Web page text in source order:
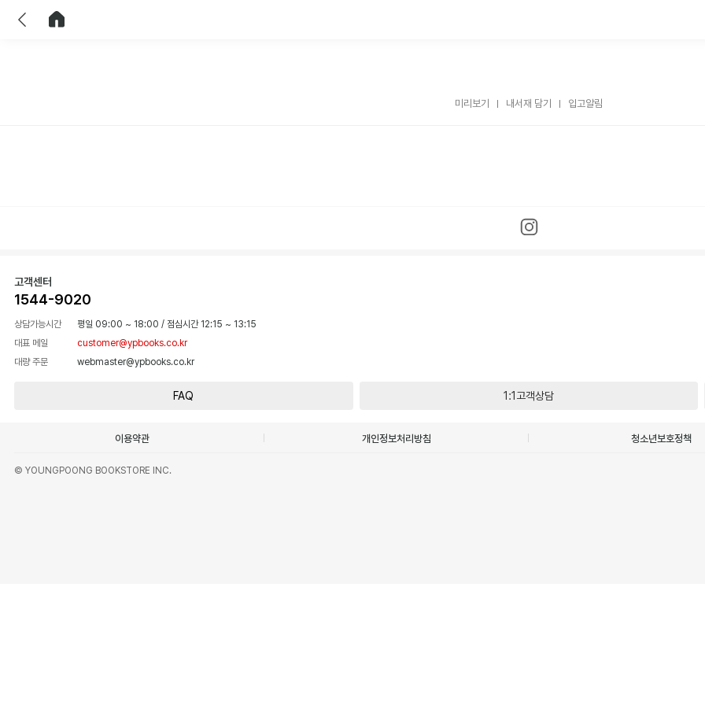
미리보기 내서재 담기 입고알림
고객센터
1544-9020
상담가능시간 평일 09:00 ~ 18:00 / 점심시간 12:15 ~ 13:15
대표 메일
customer@ypbooks.co.kr
대량 주문
webmaster@ypbooks.co.kr
FAQ 1:1고객상담
이용약관 개인정보처리방침 청소년보호정책
© YOUNGPOONG BOOKSTORE INC.